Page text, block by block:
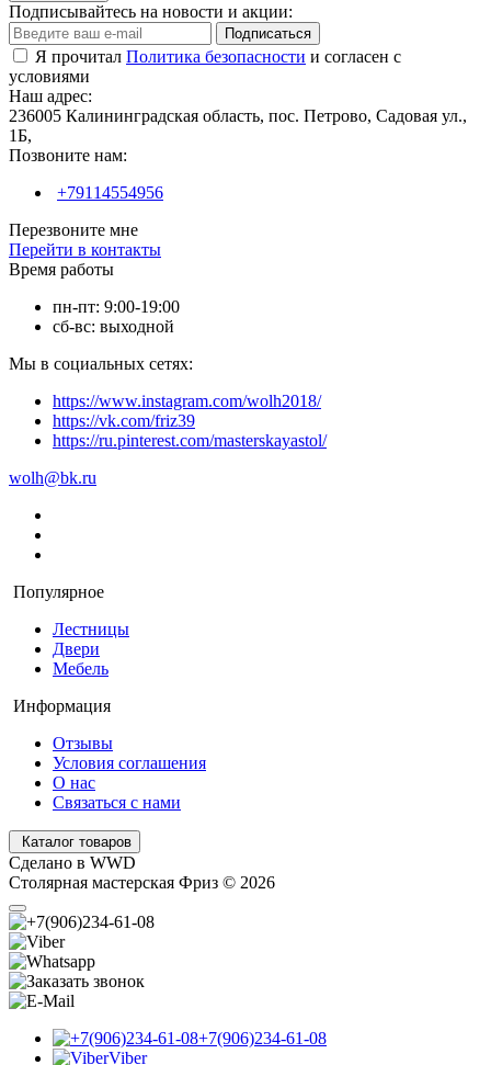
Подписывайтесь на новости и акции:
Подписаться
Я прочитал Политика безопасности и согласен с
условиями
Наш адрес:
236005 Калининградская область, пос. Петрово, Садовая ул.,
1Б,
Позвоните нам:
+79114554956
Перезвоните мне
Перейти в контакты
Время работы
пн-пт: 9:00-19:00
сб-вс: выходной
Мы в социальных сетях:
https://www.instagram.com/wolh2018/
https://vk.com/friz39
https://ru.pinterest.com/masterskayastol/
wolh@bk.ru
Популярное
Лестницы
Двери
Мебель
Информация
Отзывы
Условия соглашения
О нас
Связаться с нами
Каталог товаров
Cделано в WWD
Столярная мастерская Фриз © 2026
+7(906)234-61-08
Viber